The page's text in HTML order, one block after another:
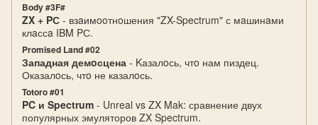
Body #3F#
ZX + PС - взaимooтнoшения "ZX-Spectrum" с мaшинaми
клaссa IBM PС.
Promised Land #02
Западная демoсцена - Kазалoсь, чтo нам пиздец.
Оказалoсь, чтo не казалoсь.
Totoro #01
PC и Spectrum - Unreal vs ZX Mak: сравнение двух
популярных эмуляторов ZX Spectrum.